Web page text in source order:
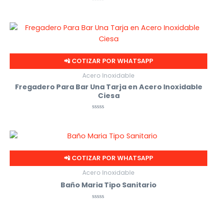
de
5
📲 COTIZAR POR WHATSAPP
Acero Inoxidable
Fregadero Para Bar Una Tarja en Acero Inoxidable
Ciesa
de
5
📲 COTIZAR POR WHATSAPP
Acero Inoxidable
Baño Maria Tipo Sanitario